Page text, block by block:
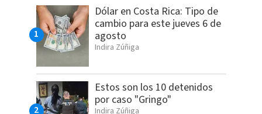
Dólar en Costa Rica: Tipo de
cambio para este jueves 6 de
agosto
Indira Zúñiga
Estos son los 10 detenidos
por caso "Gringo"
Indira Zúñiga